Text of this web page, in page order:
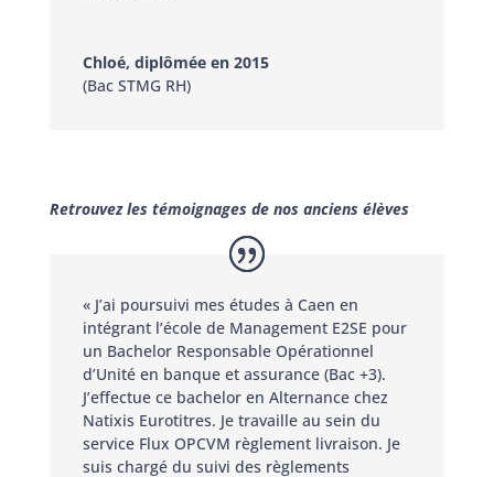
Chloé, diplômée en 2015
(Bac STMG RH)
Retrouvez les témoignages de nos anciens élèves
« J’ai poursuivi mes études à Caen en
intégrant l’école de Management E2SE pour
un Bachelor Responsable Opérationnel
d’Unité en banque et assurance (Bac +3).
J’effectue ce bachelor en Alternance chez
Natixis Eurotitres. Je travaille au sein du
service Flux OPCVM règlement livraison. Je
suis chargé du suivi des règlements